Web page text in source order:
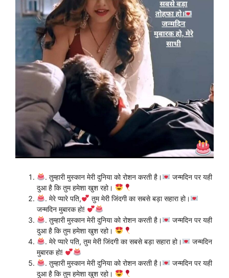
. तुम्हारी मुस्कान मेरी दुनिया को रोशन करती है।
जन्मदिन पर यही
दुआ है कि तुम हमेशा खुश रहो।
. मेरे प्यारे पति,
तुम मेरी जिंदगी का सबसे बड़ा सहारा हो।
जन्मदिन मुबारक हो!
. तुम्हारी मुस्कान मेरी दुनिया को रोशन करती है।
जन्मदिन पर यही
दुआ है कि तुम हमेशा खुश रहो।
. मेरे प्यारे पति, तुम मेरी जिंदगी का सबसे बड़ा सहारा हो।
जन्मदिन
मुबारक हो!
. तुम्हारी मुस्कान मेरी दुनिया को रोशन करती है।
जन्मदिन पर यही
दुआ है कि तुम हमेशा खुश रहो।